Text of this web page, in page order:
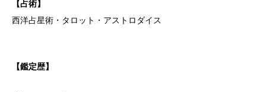
【占術】
西洋占星術・タロット・アストロダイス
【鑑定歴】